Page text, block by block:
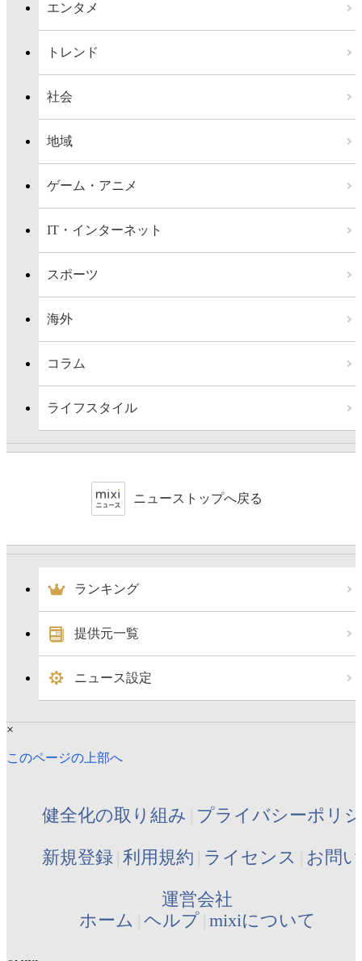
エンタメ
トレンド
社会
地域
ゲーム・アニメ
IT・インターネット
スポーツ
海外
コラム
ライフスタイル
ニューストップへ戻る
ランキング
提供元一覧
ニュース設定
×
このページの上部へ
健全化の取り組み プライバシーポリ
新規登録 利用規約 ライセンス お問
運営会社
ホーム ヘルプ mixiについて